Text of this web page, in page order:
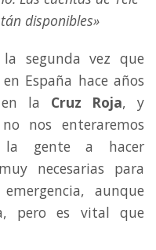
disponibles»
segunda vez que
España hace años
en la Cruz Roja, y
nos enteraremos
la gente a hacer
necesarias para
aunque
pero es vital que